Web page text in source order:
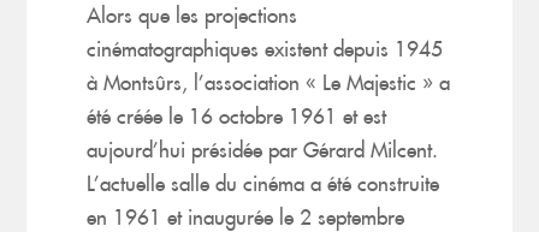
Alors que les projections
cinématographiques existent depuis 1945
à Montsûrs, l’association « Le Majestic » a
été créée le 16 octobre 1961 et est
aujourd’hui présidée par GérardMilcent.
L’actuelle salle du cinéma a été construite
en 1961 et inaugurée le 2 septembre